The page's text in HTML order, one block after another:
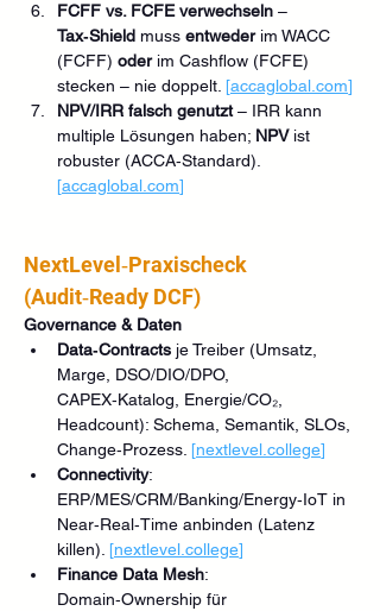
FCFF vs. FCFE verwechseln –
Tax‑Shield muss entweder im WACC
(FCFF) oder im Cashflow (FCFE)
stecken – nie doppelt. [accaglobal.com]
NPV/IRR falsch genutzt – IRR kann
multiple Lösungen haben; NPV ist
robuster (ACCA‑Standard).
[accaglobal.com]
NextLevel‑Praxischeck
(Audit‑Ready DCF)
Governance & Daten
Data‑Contracts je Treiber (Umsatz,
Marge, DSO/DIO/DPO,
CAPEX‑Katalog, Energie/CO₂,
Headcount): Schema, Semantik, SLOs,
Change‑Prozess. [nextlevel.college]
Connectivity:
ERP/MES/CRM/Banking/Energy‑IoT in
Near‑Real‑Time anbinden (Latenz
killen). [nextlevel.college]
Finance Data Mesh:
Domain‑Ownership für